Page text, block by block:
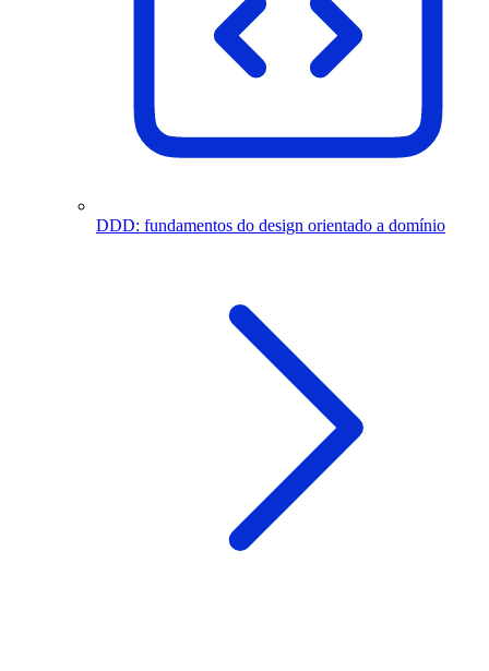
DDD: fundamentos do design orientado a domínio